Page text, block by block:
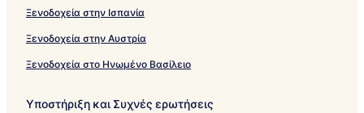
Ξενοδοχεία στην Ισπανία
Ξενοδοχεία στην Αυστρία
Ξενοδοχεία στο Ηνωμένο Βασίλειο
Υποστήριξη και Συχνές ερωτήσεις